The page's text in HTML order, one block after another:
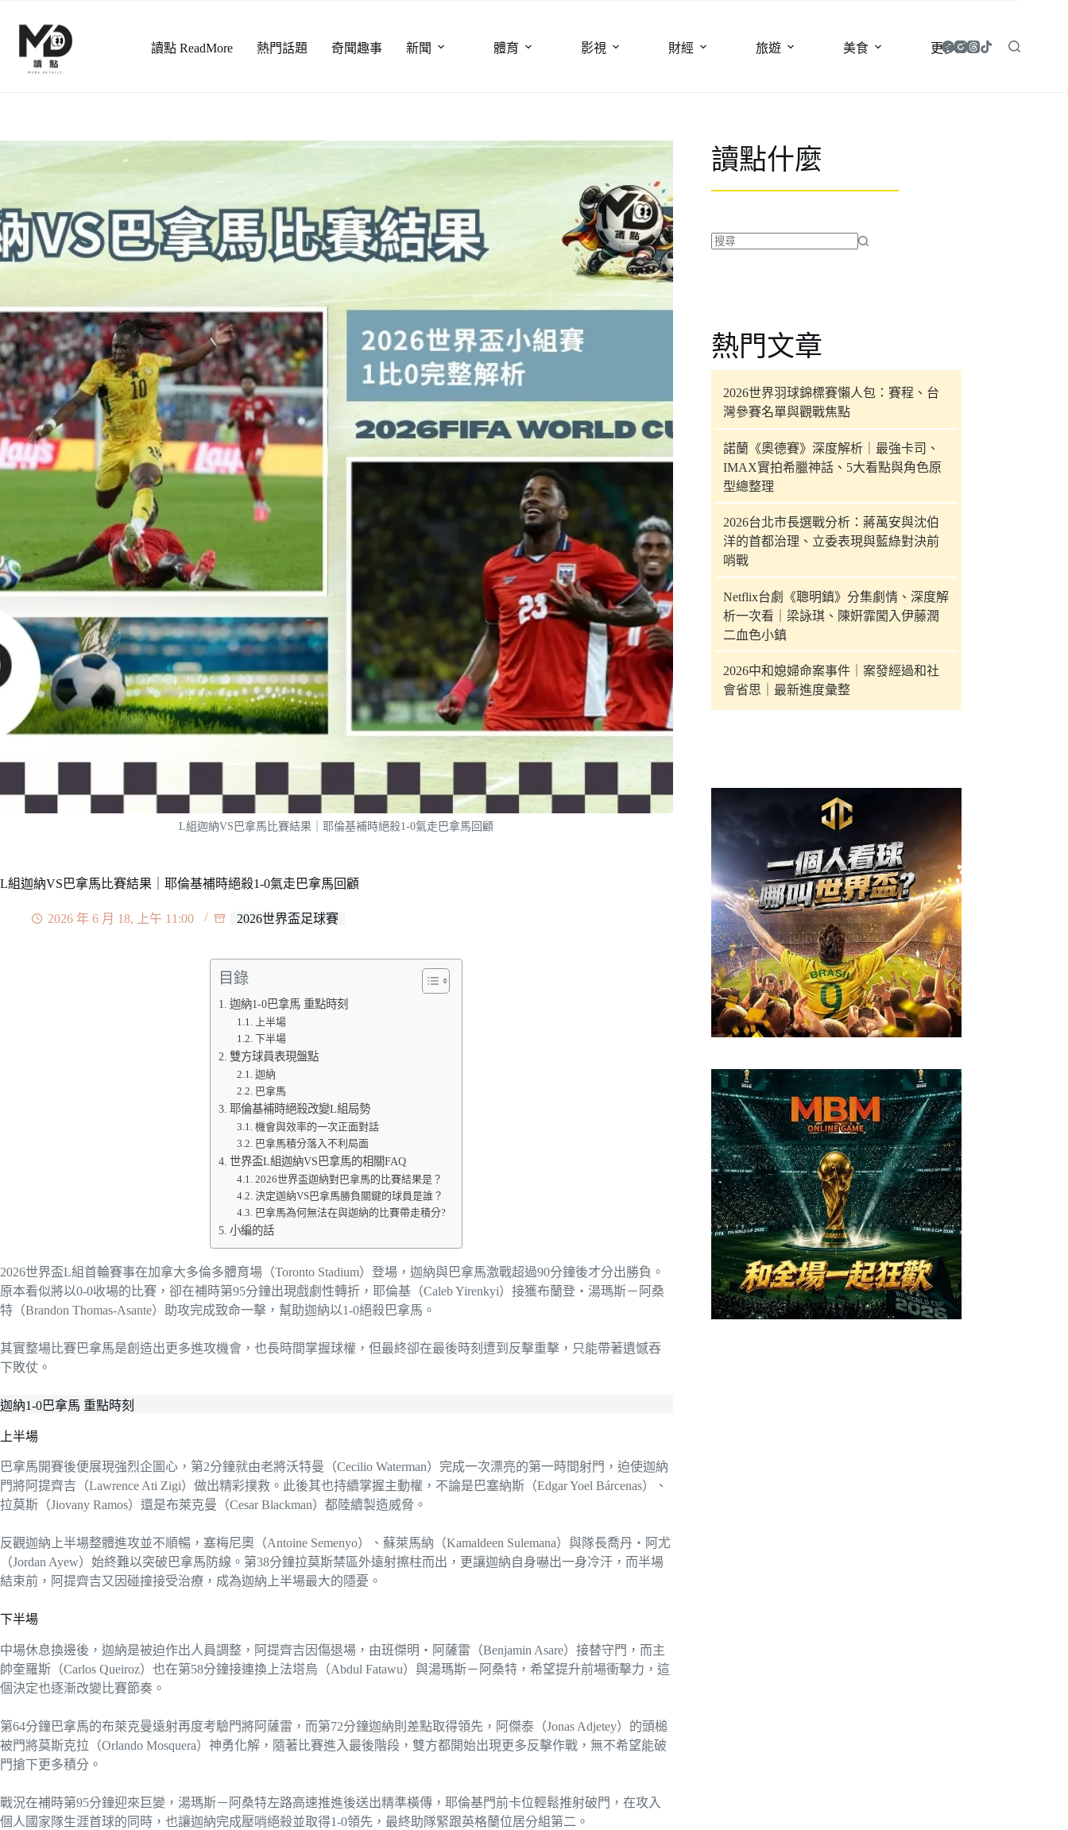
讀點 ReadMore 熱門話題 奇聞趣事 新聞 體育 影視 財經 旅遊 美食 更多
L組迦納VS巴拿馬比賽結果｜耶倫基補時絕殺1-0氣走巴拿馬回顧
L組迦納VS巴拿馬比賽結果｜耶倫基補時絕殺1-0氣走巴拿馬回顧
2026 年 6 月 18, 上午 11:00 2026世界盃足球賽
目錄
迦納1-0巴拿馬 重點時刻
上半場
下半場
雙方球員表現盤點
迦納
巴拿馬
耶倫基補時絕殺改變L組局勢
機會與效率的一次正面對話
巴拿馬積分落入不利局面
世界盃L組迦納VS巴拿馬的相關FAQ
2026世界盃迦納對巴拿馬的比賽結果是？
決定迦納VS巴拿馬勝負關鍵的球員是誰？
巴拿馬為何無法在與迦納的比賽帶走積分?
小編的話
2026世界盃L組首輪賽事在加拿大多倫多體育場（Toronto Stadium）登場，迦納與巴拿馬激戰超過90分鐘後才分出勝負。
原本看似將以0-0收場的比賽，卻在補時第95分鐘出現戲劇性轉折，耶倫基（Caleb Yirenkyi）接獲布蘭登・湯瑪斯－阿桑
特（Brandon Thomas-Asante）助攻完成致命一擊，幫助迦納以1-0絕殺巴拿馬。
其實整場比賽巴拿馬是創造出更多進攻機會，也長時間掌握球權，但最終卻在最後時刻遭到反擊重擊，只能帶著遺憾吞
下敗仗。
迦納1-0巴拿馬 重點時刻
上半場
巴拿馬開賽後便展現強烈企圖心，第2分鐘就由老將沃特曼（Cecilio Waterman）完成一次漂亮的第一時間射門，迫使迦納
門將阿提齊吉（Lawrence Ati Zigi）做出精彩撲救。此後其也持續掌握主動權，不論是巴塞納斯（Edgar Yoel Bárcenas）、
拉莫斯（Jiovany Ramos）還是布萊克曼（Cesar Blackman）都陸續製造威脅。
反觀迦納上半場整體進攻並不順暢，塞梅尼奧（Antoine Semenyo）、蘇萊馬納（Kamaldeen Sulemana）與隊長喬丹・阿尤
（Jordan Ayew）始終難以突破巴拿馬防線。第38分鐘拉莫斯禁區外遠射擦柱而出，更讓迦納自身嚇出一身冷汗，而半場
結束前，阿提齊吉又因碰撞接受治療，成為迦納上半場最大的隱憂。
下半場
中場休息換邊後，迦納是被迫作出人員調整，阿提齊吉因傷退場，由班傑明・阿薩雷（Benjamin Asare）接替守門，而主
帥奎羅斯（Carlos Queiroz）也在第58分鐘接連換上法塔烏（Abdul Fatawu）與湯瑪斯－阿桑特，希望提升前場衝擊力，這
個決定也逐漸改變比賽節奏。
第64分鐘巴拿馬的布萊克曼遠射再度考驗門將阿薩雷，而第72分鐘迦納則差點取得領先，阿傑泰（Jonas Adjetey）的頭槌
被門將莫斯克拉（Orlando Mosquera）神勇化解，隨著比賽進入最後階段，雙方都開始出現更多反擊作戰，無不希望能破
門搶下更多積分。
戰況在補時第95分鐘迎來巨變，湯瑪斯－阿桑特左路高速推進後送出精準橫傳，耶倫基門前卡位輕鬆推射破門，在攻入
個人國家隊生涯首球的同時，也讓迦納完成壓哨絕殺並取得1-0領先，最終助隊緊跟英格蘭位居分組第二。
讀點什麼
合
條
件
果
熱門文章
2026世界羽球錦標賽懶人包：賽程、台
灣參賽名單與觀戰焦點
諾蘭《奧德賽》深度解析｜最強卡司、
IMAX實拍希臘神話、5大看點與角色原
型總整理
2026台北市長選戰分析：蔣萬安與沈伯
洋的首都治理、立委表現與藍綠對決前
哨戰
Netflix台劇《聰明鎮》分集劇情、深度解
析一次看｜梁詠琪、陳姸霏闖入伊藤潤
二血色小鎮
2026中和媳婦命案事件｜案發經過和社
會省思｜最新進度彙整